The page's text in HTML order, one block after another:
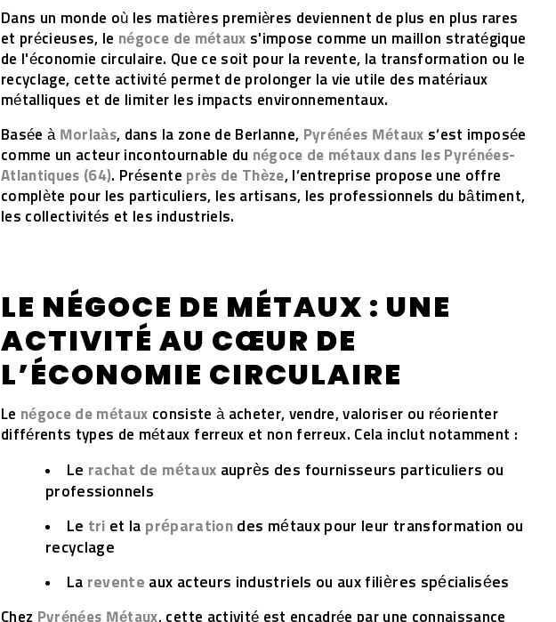
Dans un monde où les matières premières deviennent de plus en plus rares
et précieuses, le négoce de métaux s'impose comme un maillon stratégique
de l'économie circulaire. Que ce soit pour la revente, la transformation ou le
recyclage, cette activité permet de prolonger la vie utile des matériaux
métalliques et de limiter les impacts environnementaux.
Basée à Morlaàs, dans la zone de Berlanne, Pyrénées Métaux s’est imposée
comme un acteur incontournable du négoce de métaux dans les Pyrénées-
Atlantiques (64). Présente près de Thèze, l’entreprise propose une offre
complète pour les particuliers, les artisans, les professionnels du bâtiment,
les collectivités et les industriels.
LE NÉGOCE DE MÉTAUX : UNE
ACTIVITÉ AU CŒUR DE
L’ÉCONOMIE CIRCULAIRE
Le négoce de métaux consiste à acheter, vendre, valoriser ou réorienter
différents types de métaux ferreux et non ferreux. Cela inclut notamment :
Le rachat de métaux auprès des fournisseurs particuliers ou
professionnels
Le tri et la préparation des métaux pour leur transformation ou
recyclage
La revente aux acteurs industriels ou aux filières spécialisées
Chez Pyrénées Métaux, cette activité est encadrée par une connaissance